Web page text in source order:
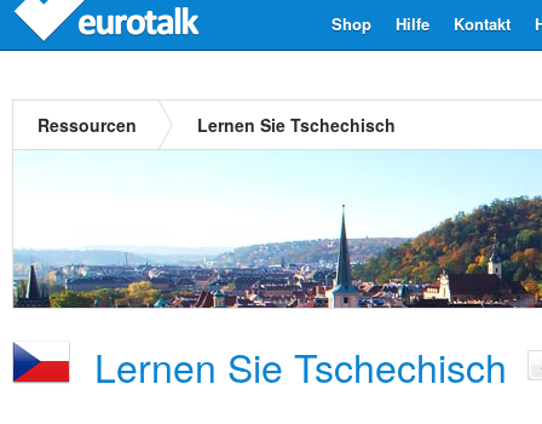
Kontakt
Hilfe
Shop
Ressourcen Lernen Sie Tschechisch
Lernen Sie Tschechisch